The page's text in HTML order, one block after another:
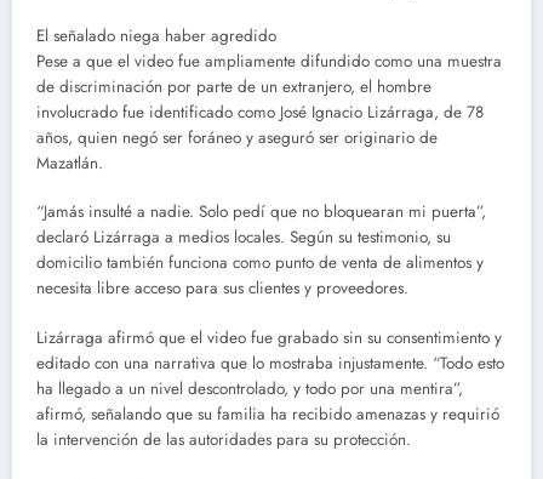
El señalado niega haber agredido
Pese a que el video fue ampliamente difundido como una muestra
de discriminación por parte de un extranjero, el hombre
involucrado fue identificado como José Ignacio Lizárraga, de 78
años, quien negó ser foráneo y aseguró ser originario de
Mazatlán.
“Jamás insulté a nadie. Solo pedí que no bloquearan mi puerta”,
declaró Lizárraga a medios locales. Según su testimonio, su
domicilio también funciona como punto de venta de alimentos y
necesita libre acceso para sus clientes y proveedores.
Lizárraga afirmó que el video fue grabado sin su consentimiento y
editado con una narrativa que lo mostraba injustamente. “Todo esto
ha llegado a un nivel descontrolado, y todo por una mentira”,
afirmó, señalando que su familia ha recibido amenazas y requirió
la intervención de las autoridades para su protección.